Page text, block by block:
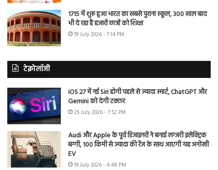
1715 में शुरू हुआ भारत का सबसे पुराना स्कूल, 300 साल बाद
भी दे रहा है हजारों छात्रों को शिक्षा
19 July 2026 - 7:14 PM
टेक्नोलॉजी
iOS 27 में नई Siri होगी पहले से ज्यादा स्मार्ट, ChatGPT और
Gemini को देगी टक्कर
25 July 2026 - 7:52 PM
Audi और Apple के पूर्व डिजाइनरों ने बनाई लग्जरी इलेक्ट्रिक
बग्गी, 100 किमी से ज्यादा की रेंज के साथ आएगी यह अनोखी
EV
19 July 2026 - 4:48 PM